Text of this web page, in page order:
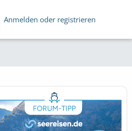
Anmelden oder registrieren